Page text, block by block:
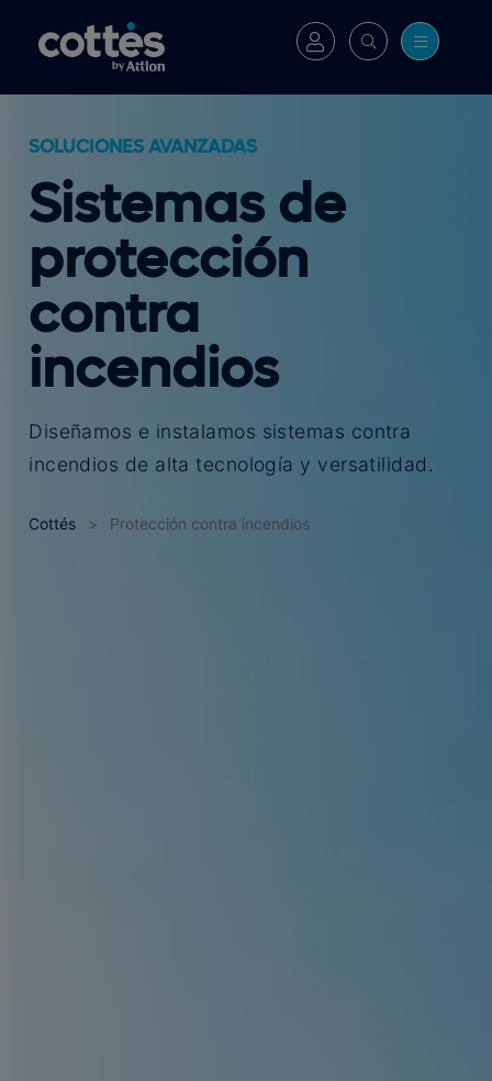
SOLUCIONES AVANZADAS
Sistemas de
protección
contra
incendios
Diseñamos e instalamos sistemas contra
incendios de alta tecnología y versatilidad.
Cottés > Protección contra incendios